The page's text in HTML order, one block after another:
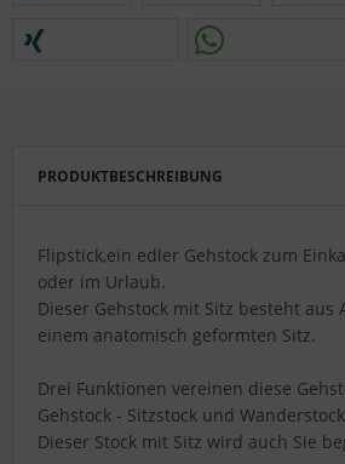
PRODUKTBESCHREIBUNG
Flipstick,ein edler Gehstock zum
oder im Urlaub.
Dieser Gehstock mit Sitz besteht aus
einem anatomisch geformten Sitz.
Drei Funktionen vereinen diese
Gehstock - Sitzstock und Wanderstock
Dieser Stock mit Sitz wird auch Sie